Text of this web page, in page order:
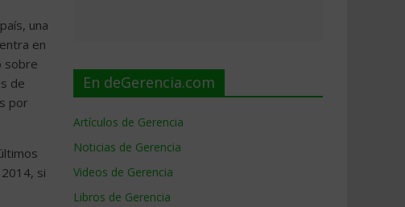
una
en
sobre
de
por
si
En deGerencia.com
Artículos de Gerencia
Noticias de Gerencia
Videos de Gerencia
Libros de Gerencia